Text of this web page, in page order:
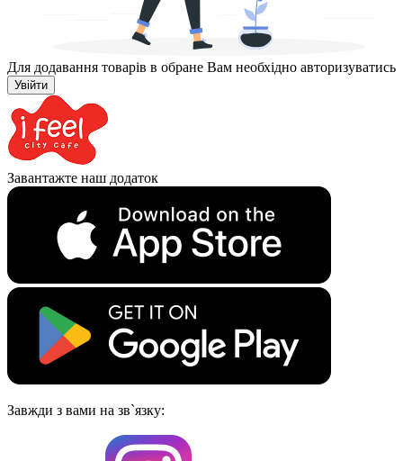
Для додавання товарів в обране Вам необхідно авторизуватись
Увійти
Завантажте наш додаток
Завжди з вами на зв`язку: